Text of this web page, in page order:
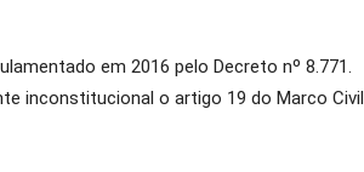
em 2016 pelo Decreto nº 8.771.
inconstitucional o artigo 19 do Marco Civil